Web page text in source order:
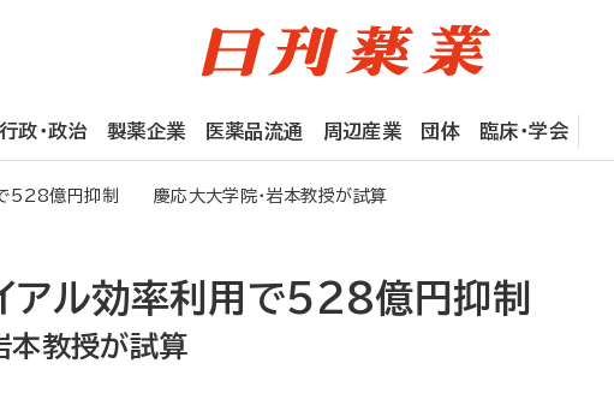
行政・政治 製薬企業 医薬品流通 周辺産業 団体 臨床・学会
で528億円抑制 慶応大大学院・岩本教授が試算
アル効率利用で528億円抑制
本教授が試算